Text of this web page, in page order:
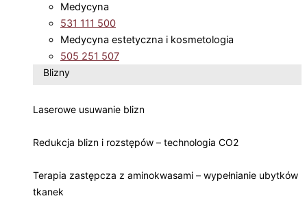
Medycyna
531 111 500
Medycyna estetyczna i kosmetologia
505 251 507
Blizny
Laserowe usuwanie blizn
Redukcja blizn i rozstępów – technologia CO2
Terapia zastępcza z aminokwasami – wypełnianie ubytków
tkanek